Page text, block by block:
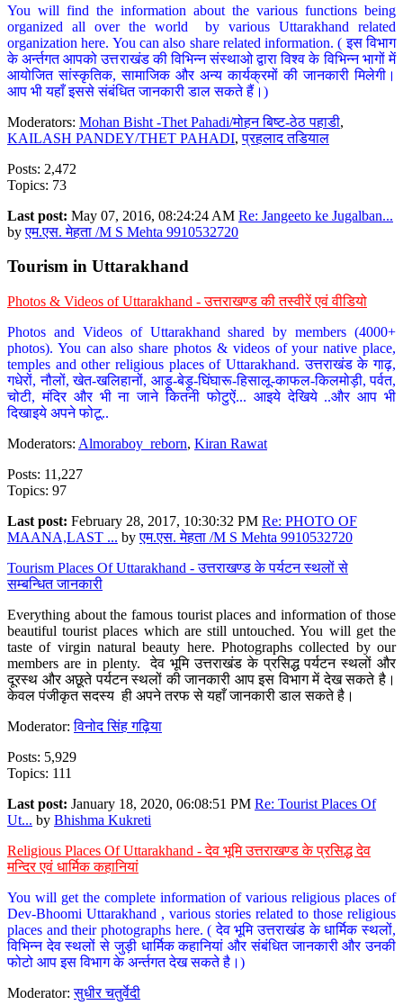
You will find the information about the various functions being
organized all over the world by various Uttarakhand related
organization here. You can also share related information. ( इस विभाग
के अर्न्तगत आपको उत्तराखंड की विभिन्न संस्थाओ द्वारा विश्व के विभिन्न भागों में
आयोजित सांस्कृतिक, सामाजिक और अन्य कार्यक्रमों की जानकारी मिलेगी।
आप भी यहाँ इससे संबंधित जानकारी डाल सकते हैं।)
Moderators: Mohan Bisht -Thet Pahadi/मोहन बिष्ट-ठेठ पहाडी,
KAILASH PANDEY/THET PAHADI,प्रहलाद तडियाल
Posts: 2,472
Topics: 73
Last post: May 07, 2016, 08:24:24 AM Re: Jangeeto ke Jugalban...
byएम.एस. मेहता /M S Mehta 9910532720
Tourism in Uttarakhand
Photos & Videos of Uttarakhand - उत्तराखण्ड की तस्वीरें एवं वीडियो
Photos and Videos of Uttarakhand shared by members (4000+
photos). You can also share photos & videos of your native place,
temples and other religious places of Uttarakhand. उत्तराखंड के गाढ़,
गधेरों, नौलों, खेत-खलिहानों, आड़ू-बेड़ू-घिंघारू-हिसालू-काफल-किलमोड़ी, पर्वत,
चोटी, मंदिर और भी ना जाने कितनी फोटुऐं... आइये देखिये ..और आप भी
दिखाइये अपने फोटू..
Moderators: Almoraboy_reborn, Kiran Rawat
Posts: 11,227
Topics: 97
Last post: February 28, 2017, 10:30:32 PM Re: PHOTO OF
MAANA,LAST ... byएम.एस. मेहता /M S Mehta 9910532720
Tourism Places Of Uttarakhand - उत्तराखण्ड के पर्यटन स्थलों से
सम्बन्धित जानकारी
Everything about the famous tourist places and information of those
beautiful tourist places which are still untouched. You will get the
taste of virgin natural beauty here. Photographs collected by our
members are in plenty. देव भूमि उत्तराखंड के प्रसिद्ध पर्यटन स्थलों और
दूरस्थ और अछूते पर्यटन स्थलों की जानकारी आप इस विभाग में देख सकते है।
केवल पंजीकृत सदस्य ही अपने तरफ से यहाँ जानकारी डाल सकते है।
Moderator:विनोद सिंह गढ़िया
Posts: 5,929
Topics: 111
Last post: January 18, 2020, 06:08:51 PM Re: Tourist Places Of
Ut... by Bhishma Kukreti
Religious Places Of Uttarakhand - देव भूमि उत्तराखण्ड के प्रसिद्ध देव
मन्दिर एवं धार्मिक कहानियां
You will get the complete information of various religious places of
Dev-Bhoomi Uttarakhand , various stories related to those religious
places and their photographs here. ( देव भूमि उत्तराखंड के धार्मिक स्थलों,
विभिन्न देव स्थलों से जुड़ी धार्मिक कहानियां और संबंधित जानकारी और उनकी
फोटो आप इस विभाग के अर्न्तगत देख सकते है।)
Moderator:सुधीर चतुर्वेदी